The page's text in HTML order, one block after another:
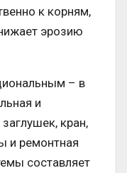
к корням,
эрозию
– в
и
кран,
и ремонтная
составляет